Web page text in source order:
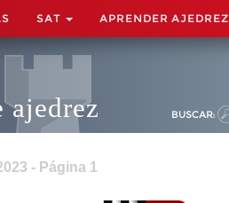
SAT APRENDER AJEDREZ
ajedrez BUSCAR:
- Página 1